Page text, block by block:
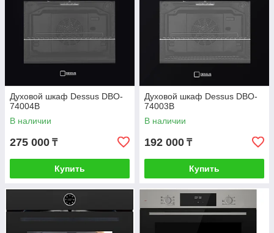
Духовой шкаф Dessus DBO-
74004B
В наличии
275 000 ₸
Купить
Духовой шкаф Dessus DBO-
74003B
В наличии
192 000 ₸
Купить